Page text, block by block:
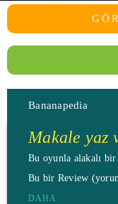
Bananapedia
Makale yaz
Bu oyunla alakalı
Bu bir Review
DAHA